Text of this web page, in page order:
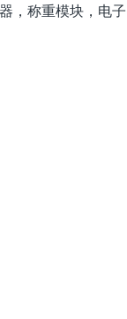
，称重模块，电子